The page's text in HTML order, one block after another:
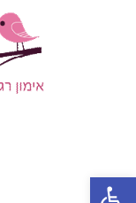
פתח סרגל נגישות